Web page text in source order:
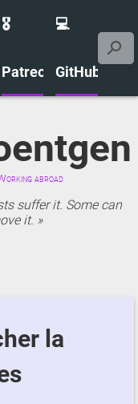
🎖️
Patreon
💻
GitHub
abroad
suffer it. Some can
it.